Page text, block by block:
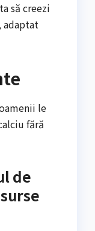
să creezi
adaptat
le
fără
de